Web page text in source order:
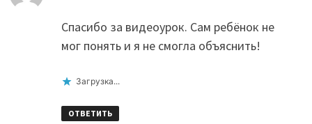
Спасибо за видеоурок. Сам ребёнок не
мог понять и я не смогла объяснить!
Загрузка...
ОТВЕТИТЬ